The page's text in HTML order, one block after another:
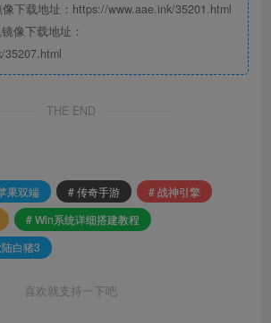
下载地址：https://www.aae.ink/35201.html
像下载地址：
35207.html
THE END
果双端 # 传奇手游
# 战神引擎
# Win系统详细搭建教程
白猪3
喜欢就支持一下吧